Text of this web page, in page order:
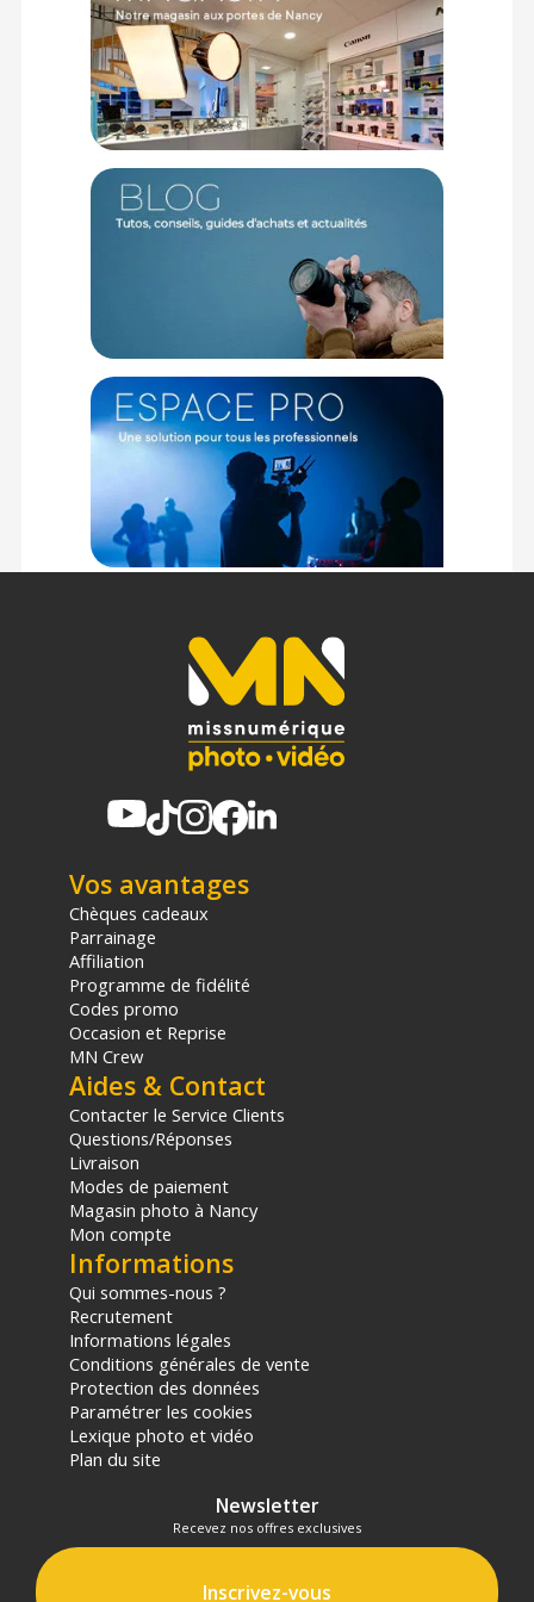
Caractéristiques du microphone canon RODE NTG4+ :
Type acoustique : Ligne gradient
Capsule : 0,5"
Polarité : Supercardioïde
Plage de fréquences : 20 Hz - 20 KHz
Impédance de sortie : 200 Ω
SPL maximal : 135 dB SPL
Sensibilité : -32 dB
Niveau de bruit équivalent : 16 dB-A
Option d'alimentation : Alimentation fantôme +48V
Garantie : 1 an avec extension gratuite à 10 ans si
enregistrement sur lesite constructeur
Contenu de l'emballage
-1 microphone canon RODE NTG4+
-1 clip micro RM5
-1 câble Micro USB
Offre valable jusqu'au 09-08-2026 inclus.
(1) Offre valable jusqu'au 31 Décembre 2030 à partir de 49 euros
d'achat, sur la base d'une expédition Chronopost 24H vers un point
relais situé en France continentale uniquement, valable uniquement
sur les produits de moins de 1m et moins de 20Kg.
(2) Sous réserve d'éligibilité.
sur le prix TTC en €, les points seront effectivement calculés dans le
Vos avantages
Chèques cadeaux
Parrainage
Affiliation
Programme de fidélité
Codes promo
Occasion et Reprise
MN Crew
Aides & Contact
Contacter le Service Clients
Questions/Réponses
Livraison
Modes de paiement
Magasin photo à Nancy
Mon compte
Informations
Qui sommes-nous ?
Recrutement
Informations légales
Conditions générales de vente
Protection des données
Paramétrer les cookies
Lexique photo et vidéo
Plan du site
Newsletter
Recevez nos offres exclusives
Inscrivez-vous